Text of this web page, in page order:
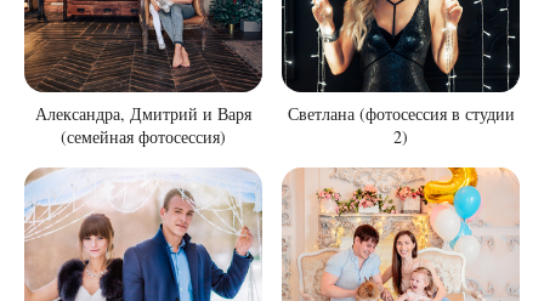
Александра, Дмитрий и Варя
(семейная фотосессия)
Светлана (фотосессия в студии
2)